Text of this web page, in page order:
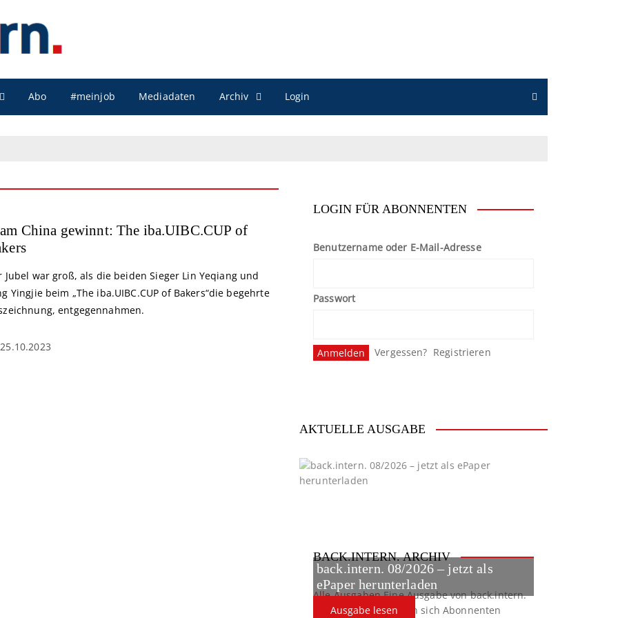
Abo #meinjob Mediadaten Archiv Login
China gewinnt: The iba.UIBC.CUP of
Jubel war groß, als die beiden Sieger Lin Yeqiang und
Yingjie beim „The iba.UIBC.CUP of Bakers“die begehrte
entgegennahmen.
25.10.2023
LOGIN FÜR ABONNENTEN
Benutzername oder E-Mail-Adresse
Passwort
Vergessen? Registrieren
AKTUELLE AUSGABE
back.intern. 08/2026 – jetzt als
ePaper herunterladen
Ausgabe lesen
BACK.INTERN. ARCHIV
Alle AusgabenEine Ausgabe von back.intern.
verpasst? Hier können sich Abonnenten